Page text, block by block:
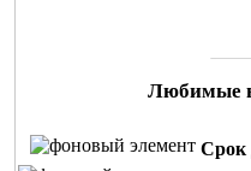
Любимые
Срок